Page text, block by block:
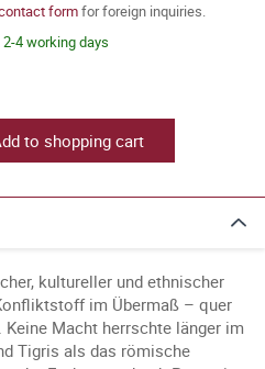
formfor foreign inquiries.
4 working days
to shopping cart
kultureller und ethnischer
im Übermaß – quer
Macht herrschte länger im
Tigris als das römische